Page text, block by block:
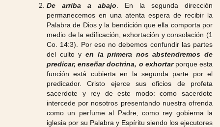
De arriba a abajo . En la segunda dirección
permanecemos en una atenta espera de recibir la
Palabra de Dios y la bendición que ella comporta por
medio de la edificación, exhortación y consolación (1
Co. 14:3). Por eso no debemos confundir las partes
del culto y en la primera nos abstendremos de
predicar, enseñar doctrina, o exhortarporque esta
función está cubierta en la segunda parte por el
predicador. Cristo ejerce sus oficios de profeta
sacerdote y rey de este modo: como sacerdote
intercede por nosotros presentando nuestra ofrenda
como un perfume al Padre, como rey gobierna la
iglesia por su Palabra y Espíritu siendo los ejecutores